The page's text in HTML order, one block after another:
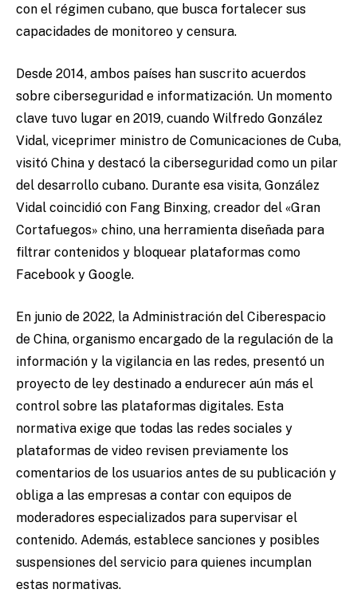
con el régimen cubano, que busca fortalecer sus
capacidades de monitoreo y censura.
Desde 2014, ambos países han suscrito acuerdos
sobre ciberseguridad e informatización. Un momento
clave tuvo lugar en 2019, cuando Wilfredo González
Vidal, viceprimer ministro de Comunicaciones de Cuba,
visitó China y destacó la ciberseguridad como un pilar
del desarrollo cubano. Durante esa visita, González
Vidal coincidió con Fang Binxing, creador del «Gran
Cortafuegos» chino, una herramienta diseñada para
filtrar contenidos y bloquear plataformas como
Facebook y Google.
En junio de 2022, la Administración del Ciberespacio
de China, organismo encargado de la regulación de la
información y la vigilancia en las redes, presentó un
proyecto de ley destinado a endurecer aún más el
control sobre las plataformas digitales. Esta
normativa exige que todas las redes sociales y
plataformas de video revisen previamente los
comentarios de los usuarios antes de su publicación y
obliga a las empresas a contar con equipos de
moderadores especializados para supervisar el
contenido. Además, establece sanciones y posibles
suspensiones del servicio para quienes incumplan
estas normativas.